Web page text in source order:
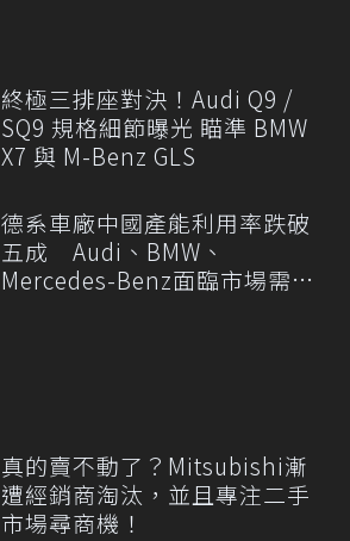
終極三排座對決！Audi Q9 /
SQ9 規格細節曝光 瞄準 BMW
X7 與 M-Benz GLS
德系車廠中國產能利用率跌破
五成 Audi、BMW、
Mercedes-Benz面臨市場需求
真的賣不動了？Mitsubishi漸
遭經銷商淘汰，並且專注二手
市場尋商機！